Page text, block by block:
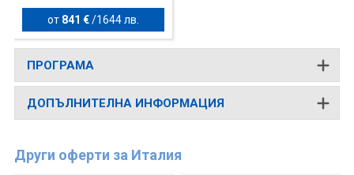
от 841 € / 1644 лв.
ПРОГРАМА
ДОПЪЛНИТЕЛНА ИНФОРМАЦИЯ
Други оферти за Италия